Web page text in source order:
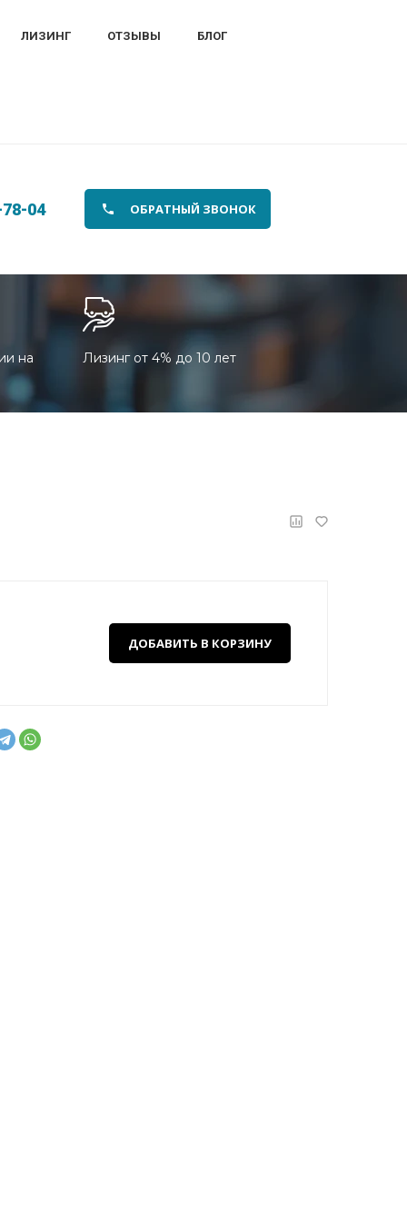
ЛИЗИНГ ОТЗЫВЫ БЛОГ
04 ОБРАТНЫЙ ЗВОНОК
на
Лизинг от 4% до 10 лет
ДОБАВИТЬ В КОРЗИНУ